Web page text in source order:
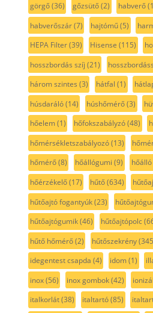
görgő(36) gőzsütő(2) habverő
habverőszár(7) hajtómű(5)
HEPA Filter(39) Hisense (115)
hosszbordás szíj (21)
három szintes (3) hátfal (1)
húsdaráló(14) húshőmérő(3)
hőelem(1) hőfokszabályzó(48)
hőmérsékletszabályozó(13)
hőmérő(8) hőállógumi (9)
hőérzékelő(17) hűtő(634)
hűtőajtó fogantyúk(23)
hűtőajtógumik(46) hűtőajtópolc
hűtő hőmérő(2) hűtőszekrény
idegentest csapda (4) idom(1)
inox(56) inox gombok(42)
italkorlát(38) italtartó(85)